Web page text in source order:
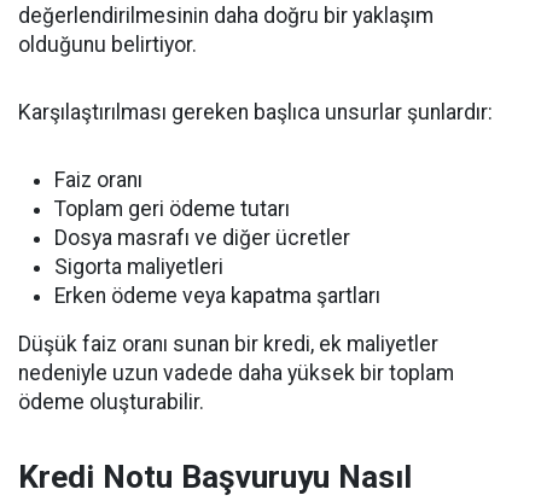
değerlendirilmesinin daha doğru bir yaklaşım
olduğunu belirtiyor.
Karşılaştırılması gereken başlıca unsurlar şunlardır:
Faiz oranı
Toplam geri ödeme tutarı
Dosya masrafı ve diğer ücretler
Sigorta maliyetleri
Erken ödeme veya kapatma şartları
Düşük faiz oranı sunan bir kredi, ek maliyetler
nedeniyle uzun vadede daha yüksek bir toplam
ödeme oluşturabilir.
Kredi Notu Başvuruyu Nasıl